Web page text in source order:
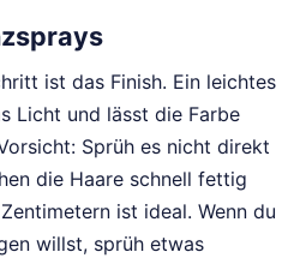
ist das Finish. Ein leichtes
Licht und lässt die Farbe
Sprüh es nicht direkt
die Haare schnell fettig
ist ideal. Wenn du
willst, sprüh etwas